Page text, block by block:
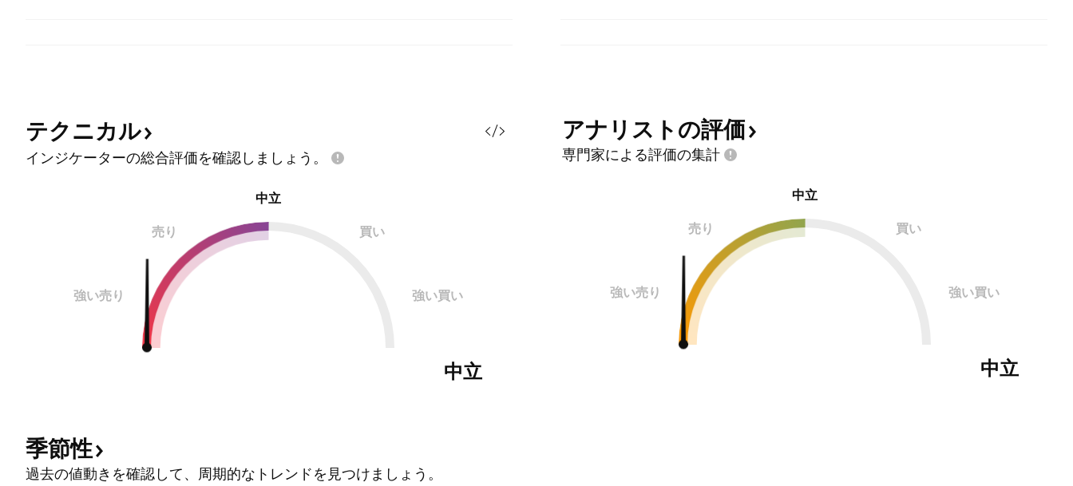
テクニカル
インジケーターの総合評価を確認しましょう。
中立
売り 買い
強い売り 強い買い
中立
アナリストの評価
専門家による評価の集計
中立
売り 買い
強い売り 強い買い
中立
季節性
過去の値動きを確認して、周期的なトレンドを見つけましょう。